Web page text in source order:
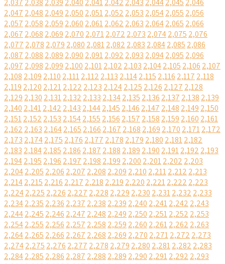
2,037 2,038 2,039 2,040 2,0412,042 2,043 2,0442,045 2,046
2,047 2,048 2,049 2,050 2,0512,052 2,053 2,0542,055 2,056
2,057 2,058 2,059 2,060 2,0612,062 2,063 2,0642,065 2,066
2,067 2,068 2,069 2,070 2,0712,072 2,073 2,0742,075 2,076
2,077 2,078 2,079 2,080 2,0812,082 2,083 2,0842,085 2,086
2,087 2,088 2,089 2,090 2,0912,092 2,093 2,0942,095 2,096
2,097 2,098 2,099 2,100 2,1012,102 2,103 2,1042,105 2,106 2,107
2,108 2,109 2,110 2,1112,112 2,113 2,1142,115 2,116 2,117 2,118
2,119 2,120 2,1212,122 2,123 2,1242,125 2,126 2,127 2,128
2,129 2,130 2,1312,132 2,133 2,1342,135 2,136 2,137 2,138 2,139
2,140 2,1412,142 2,143 2,1442,145 2,146 2,147 2,148 2,149 2,150
2,1512,152 2,153 2,1542,155 2,156 2,157 2,158 2,159 2,160 2,161
2,162 2,163 2,1642,165 2,166 2,167 2,168 2,169 2,170 2,1712,172
2,173 2,1742,175 2,176 2,177 2,178 2,179 2,180 2,1812,182
2,183 2,1842,185 2,186 2,187 2,188 2,189 2,190 2,1912,192 2,193
2,1942,195 2,196 2,197 2,198 2,199 2,200 2,2012,202 2,203
2,2042,205 2,206 2,207 2,208 2,209 2,210 2,2112,212 2,213
2,2142,215 2,216 2,217 2,218 2,219 2,220 2,2212,222 2,223
2,2242,225 2,226 2,227 2,228 2,229 2,230 2,2312,232 2,233
2,2342,235 2,236 2,237 2,238 2,239 2,240 2,2412,242 2,243
2,2442,245 2,246 2,247 2,248 2,249 2,250 2,2512,252 2,253
2,2542,255 2,256 2,257 2,258 2,259 2,260 2,2612,262 2,263
2,2642,265 2,266 2,267 2,268 2,269 2,270 2,2712,272 2,273
2,2742,275 2,276 2,277 2,278 2,279 2,280 2,2812,282 2,283
2,2842,285 2,286 2,287 2,288 2,289 2,290 2,2912,292 2,293